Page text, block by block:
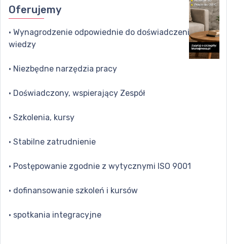
Oferujemy
· Wynagrodzenie odpowiednie do doświadczenia i
wiedzy
· Niezbędne narzędzia pracy
· Doświadczony, wspierający Zespół
· Szkolenia, kursy
· Stabilne zatrudnienie
· Postępowanie zgodnie z wytycznymi ISO 9001
· dofinansowanie szkoleń i kursów
· spotkania integracyjne